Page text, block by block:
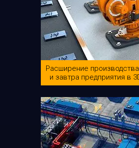
Расширение
и завтра предприятия в